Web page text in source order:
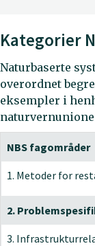
Kategorier
Naturbaserte
overordnet
eksempler i
NBS fagområder
1. Metoder for
2.
3.